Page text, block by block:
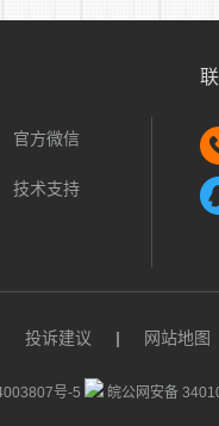
务代理中心网站
名表上粘贴本人一
盖章的相关岗位工作
保证明)等。②填写
电影发行放映公司
实际工作经历、相关
料粘贴于同一个Word
。
名费，按每人80元标
官方微信
技术支持
投诉建议 | 网站地图
号-5 皖公网安备